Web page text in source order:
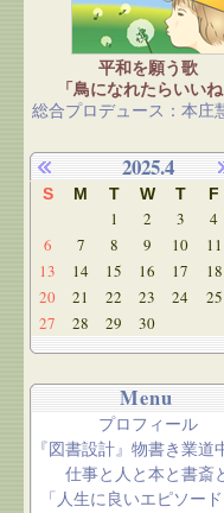
平和を願う歌
「鳥になれたらいいね
総合プロデュース：本庄
2025.4
S M T W T F
1 2 3 4
6
7 8 9 10 11
13
14 15 16 17 18
20
21 22 23 24 25
27
28 29 30
Menu
プロフィール
『図書設計』物書き業道
仕事と人と本と書斎
「人生に良いエピソード